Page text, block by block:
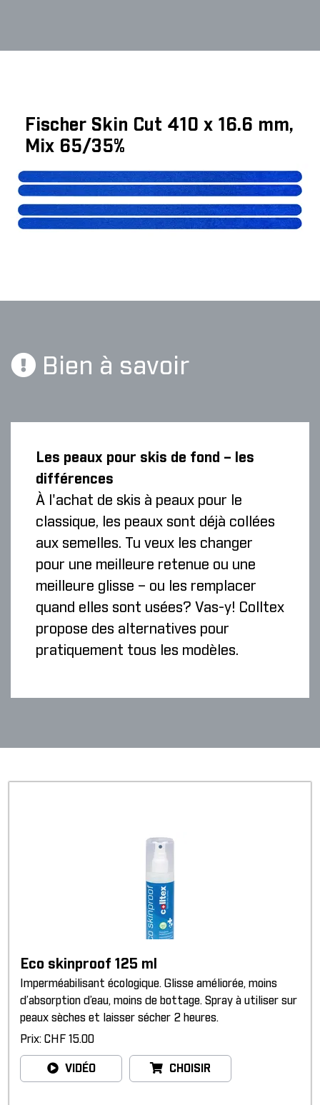
Fischer Skin Cut 410 x 16.6 mm,
Mix 65/35%
Bien à savoir
Les peaux pour skis de fond – les
différences
À l'achat de skis à peaux pour le
classique, les peaux sont déjà collées
aux semelles. Tu veux les changer
pour une meilleure retenue ou une
meilleure glisse – ou les remplacer
quand elles sont usées? Vas-y! Colltex
propose des alternatives pour
pratiquement tous les modèles.
Eco skinproof 125 ml
Imperméabilisant écologique. Glisse améliorée, moins
d’absorption d’eau, moins de bottage. Spray à utiliser sur
peaux sèches et laisser sécher 2 heures.
Prix: CHF 15.00
VIDÉO CHOISIR